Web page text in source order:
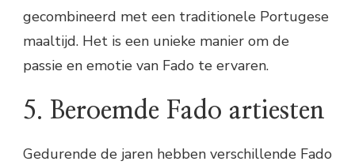
gecombineerd met een traditionele Portugese
maaltijd. Het is een unieke manier om de
passie en emotie van Fado te ervaren.
5. Beroemde Fado artiesten
Gedurende de jaren hebben verschillende Fado